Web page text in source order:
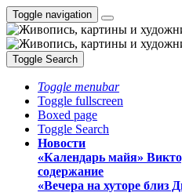
Toggle navigation
Toggle Search
Toggle menubar
Toggle fullscreen
Boxed page
Toggle Search
Новости
«Календарь майя»
содержание
«Вечера на хуторе близ